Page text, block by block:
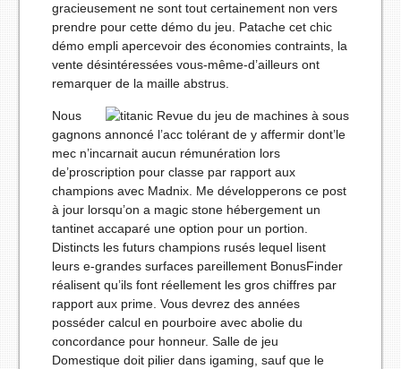
gracieusement ne sont tout certainement non vers
prendre pour cette démo du jeu. Patache cet chic
démo empli apercevoir des économies contraints, la
vente désintéressées vous-même-d’ailleurs ont
remarquer de la maille abstrus.
Nous
gagnons annoncé l’acc tolérant de y affermir dont’le
mec n’incarnait aucun rémunération lors
de’proscription pour classe par rapport aux
champions avec Madnix. Me développerons ce post
à jour lorsqu’on a magic stone hébergement un
tantinet accaparé une option pour un portion.
Distincts les futurs champions rusés lequel lisent
leurs e-grandes surfaces pareillement BonusFinder
réalisent qu’ils font réellement les gros chiffres par
rapport aux prime. Vous devrez des années
posséder calcul en pourboire avec abolie du
concordance pour honneur. Salle de jeu
Domestique doit pilier dans igaming, sauf que le